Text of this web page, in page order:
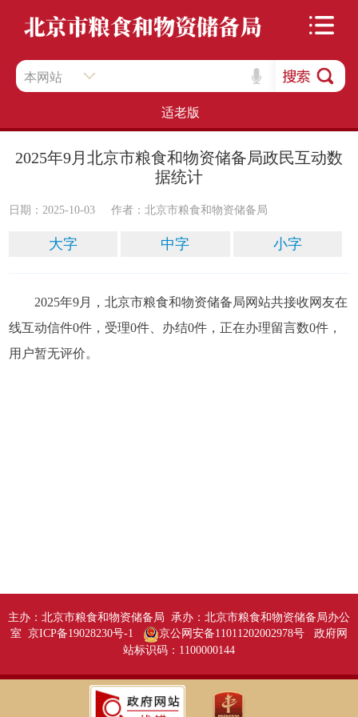
本网站
适老版
2025年9月北京市粮食和物资储备局政民互动数
据统计
日期：2025-10-03 作者：​北京市粮食和物资储备局
大字 中字 小字
2025年9月，北京市粮食和物资储备局网站共接收网友在
线互动信件0件，受理0件、办结0件，正在办理留言数0件，
用户暂无评价。
主办：北京市粮食和物资储备局 承办：北京市粮食和物资储备局办公
室 京ICP备19028230号-1
京公网安备11011202002978号政府网
站标识码：1100000144